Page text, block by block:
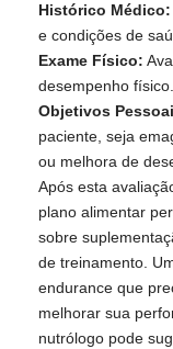
Histórico Médico:
e condições de
Exame Físico:
desempenho físico.
Objetivos
paciente, seja
ou melhora de
Após esta
plano alimentar
sobre
de treinamento.
endurance que
melhorar sua
nutrólogo pode